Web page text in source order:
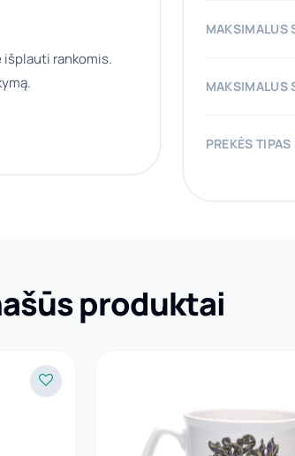
rankomis.
MAKSIMALUS
MAKSIMALUS
PREKĖS TIPAS
produktai